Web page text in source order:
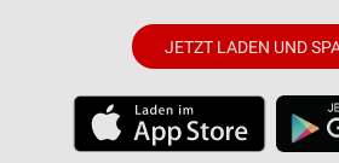
JETZT LADEN UND